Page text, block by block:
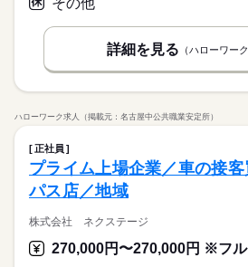
その他
詳細を見る （ハローワー
ハローワーク求人（掲載元：名古屋中公共職業安定所）
正社員
プライム上場企業／車の接
パス店／地域
株式会社 ネクステージ